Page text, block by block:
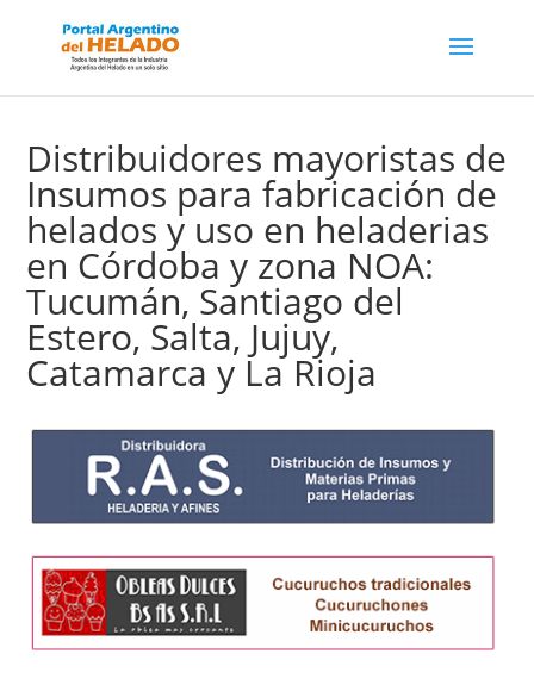
Distribuidores mayoristas de
Insumos para fabricación de
helados y uso en heladerias
en Córdoba y zona NOA:
Tucumán, Santiago del
Estero, Salta, Jujuy,
Catamarca y La Rioja